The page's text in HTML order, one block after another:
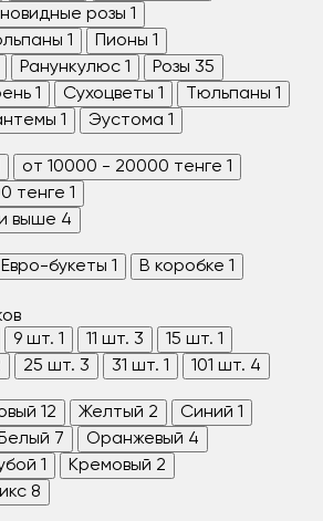
розы 1
1 Пионы 1
Ранункулюс 1 Розы 35
1 Сухоцветы 1 Тюльпаны 1
1 Эустома 1
от 10000 - 20000 тенге 1
тенге 1
выше 4
Евро-букеты 1 В коробке 1
9 шт. 1 11 шт. 3 15 шт. 1
25 шт. 3 31 шт. 1 101 шт. 4
12 Желтый 2 Синий 1
Белый 7 Оранжевый 4
1 Кремовый 2
8